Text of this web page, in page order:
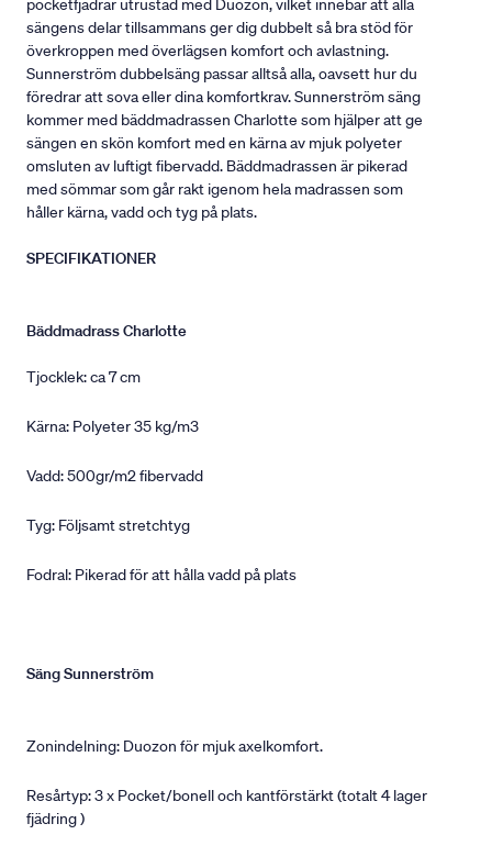
pocketfjädrar utrustad med Duozon, vilket innebär att alla
sängens delar tillsammans ger dig dubbelt så bra stöd för
överkroppen med överlägsen komfort och avlastning.
Sunnerström dubbelsäng passar alltså alla, oavsett hur du
föredrar att sova eller dina komfortkrav. Sunnerström säng
kommer med bäddmadrassen Charlotte som hjälper att ge
sängen en skön komfort med en kärna av mjuk polyeter
omsluten av luftigt fibervadd. Bäddmadrassen är pikerad
med sömmar som går rakt igenom hela madrassen som
håller kärna, vadd och tyg på plats.
SPECIFIKATIONER
Bäddmadrass Charlotte
Tjocklek: ca 7 cm
Kärna: Polyeter 35 kg/m3
Vadd: 500gr/m2 fibervadd
Tyg: Följsamt stretchtyg
Fodral: Pikerad för att hålla vadd på plats
Säng Sunnerström
Zonindelning: Duozon för mjuk axelkomfort.
Resårtyp: 3 x Pocket/bonell och kantförstärkt (totalt 4 lager
fjädring )